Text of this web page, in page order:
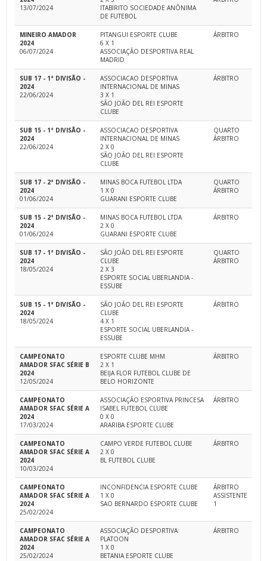
13/07/2024
ITABIRITO SOCIEDADE ANÔNIMA
DE FUTEBOL
MINEIRO AMADOR
2024
06/07/2024
PITANGUI ESPORTE CLUBE
6 X 1
ASSOCIAÇÃO DESPORTIVA REAL
MADRID
ÁRBITRO
SUB 17 - 1ª DIVISÃO -
2024
22/06/2024
ASSOCIACAO DESPORTIVA
INTERNACIONAL DE MINAS
3 X 1
SÃO JOÃO DEL REI ESPORTE
CLUBE
ÁRBITRO
SUB 15 - 1ª DIVISÃO -
2024
22/06/2024
ASSOCIACAO DESPORTIVA
INTERNACIONAL DE MINAS
2 X 0
SÃO JOÃO DEL REI ESPORTE
CLUBE
QUARTO
ÁRBITRO
SUB 17 - 2ª DIVISÃO -
2024
01/06/2024
MINAS BOCA FUTEBOL LTDA
1 X 0
GUARANI ESPORTE CLUBE
QUARTO
ÁRBITRO
SUB 15 - 2ª DIVISÃO -
2024
01/06/2024
MINAS BOCA FUTEBOL LTDA
2 X 0
GUARANI ESPORTE CLUBE
ÁRBITRO
SUB 17 - 1ª DIVISÃO -
2024
18/05/2024
SÃO JOÃO DEL REI ESPORTE
CLUBE
2 X 3
ESPORTE SOCIAL UBERLANDIA -
ESSUBE
QUARTO
ÁRBITRO
SUB 15 - 1ª DIVISÃO -
2024
18/05/2024
SÃO JOÃO DEL REI ESPORTE
CLUBE
4 X 1
ESPORTE SOCIAL UBERLANDIA -
ESSUBE
ÁRBITRO
CAMPEONATO
AMADOR SFAC SÉRIE B
2024
12/05/2024
ESPORTE CLUBE MHM
2 X 1
BEIJA FLOR FUTEBOL CLUBE DE
BELO HORIZONTE
ÁRBITRO
CAMPEONATO
AMADOR SFAC SÉRIE A
2024
17/03/2024
ASSOCIAÇÃO ESPORTIVA PRINCESA
ISABEL FUTEBOL CLUBE
0 X 0
ARARIBA ESPORTE CLUBE
ÁRBITRO
CAMPEONATO
AMADOR SFAC SÉRIE A
2024
10/03/2024
CAMPO VERDE FUTEBOL CLUBE
2 X 0
BL FUTEBOL CLUBE
ÁRBITRO
CAMPEONATO
AMADOR SFAC SÉRIE A
2024
25/02/2024
INCONFIDENCIA ESPORTE CLUBE
1 X 0
SAO BERNARDO ESPORTE CLUBE
ÁRBITRO
ASSISTENTE
1
CAMPEONATO
AMADOR SFAC SÉRIE A
2024
25/02/2024
ASSOCIAÇÃO DESPORTIVA
PLATOON
1 X 0
BETANIA ESPORTE CLUBE
ÁRBITRO